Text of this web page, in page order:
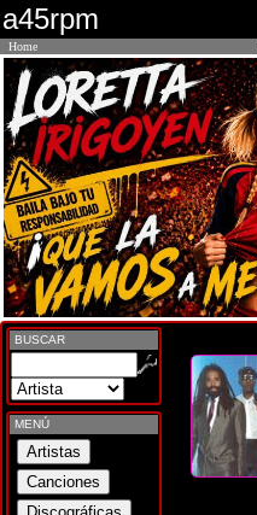
a45rpm
Home
BUSCAR
MENÚ